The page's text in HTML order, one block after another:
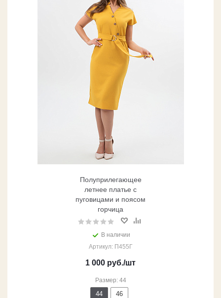
Полуприлегающее
летнее платье с
пуговицами и поясом
горчица
В наличии
Артикул: П455Г
1 000 руб./шт
Размер: 44
44 46